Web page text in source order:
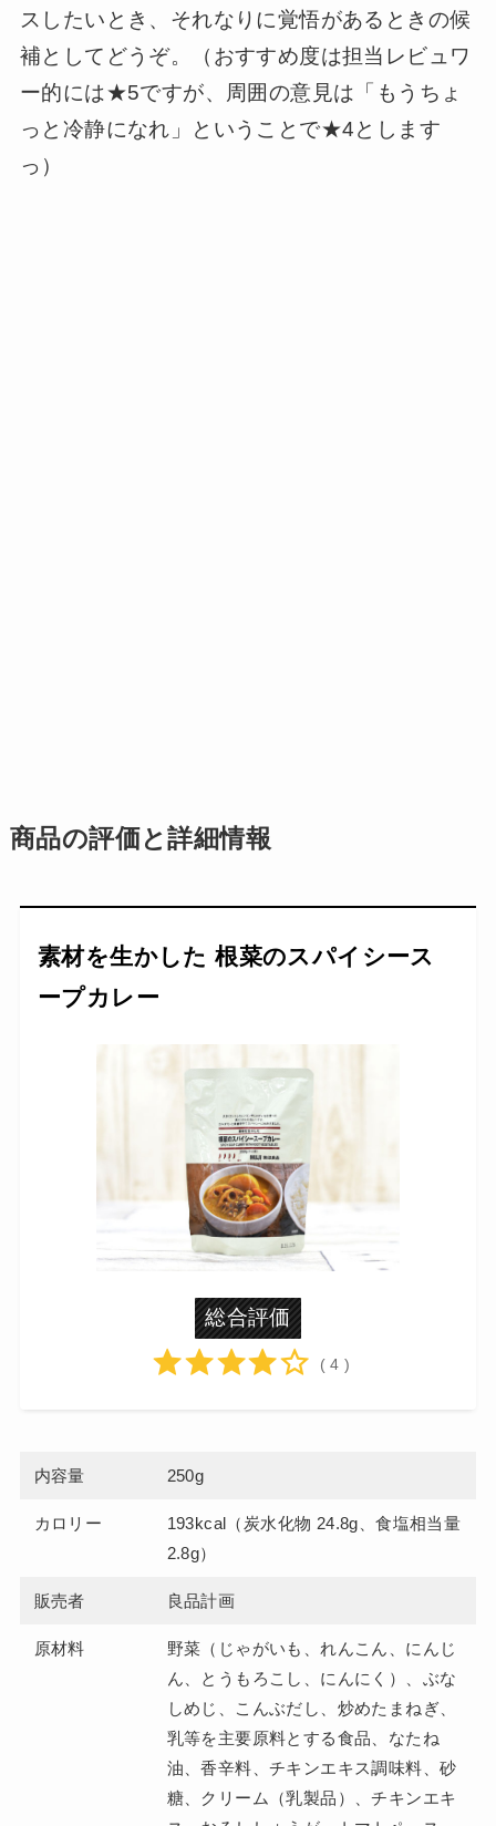
スしたいとき、それなりに覚悟があるときの候
補としてどうぞ。（おすすめ度は担当レビュワ
ー的には★5ですが、周囲の意見は「もうちょ
っと冷静になれ」ということで★4とします
っ）
商品の評価と詳細情報
素材を生かした 根菜のスパイシース
ープカレー
総合評価
( 4 )
内容量 250g
カロリー
193kcal（炭水化物 24.8g、食塩相当量
2.8g）
販売者 良品計画
原材料
野菜（じゃがいも、れんこん、にんじ
ん、とうもろこし、にんにく）、ぶな
しめじ、こんぶだし、炒めたまねぎ、
乳等を主要原料とする食品、なたね
油、香辛料、チキンエキス調味料、砂
糖、クリーム（乳製品）、チキンエキ